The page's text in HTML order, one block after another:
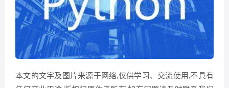
本文的文字及图片来源于网络,仅供学习、交流使用,不具有